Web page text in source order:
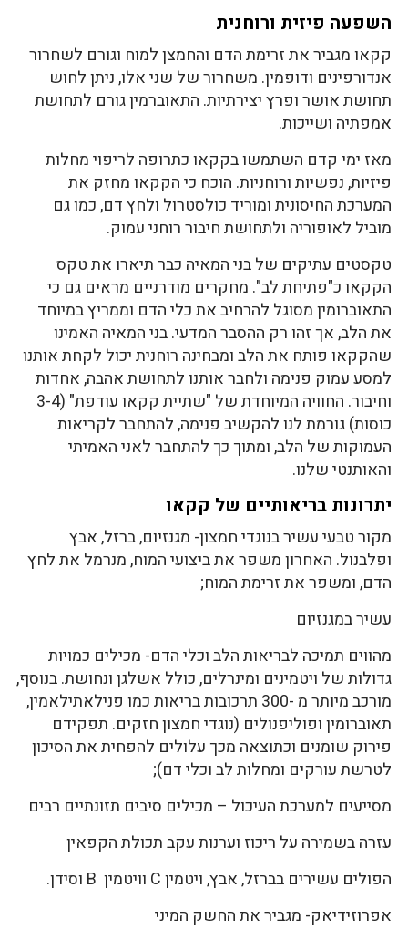
השפעה פיזית ורוחנית
קקאו מגביר את זרימת הדם והחמצן למוח וגורם לשחרור
אנדורפינים ודופמין. משחרור של שני אלו, ניתן לחוש
תחושת אושר ופרץ יצירתיות. התאוברמין גורם לתחושת
אמפתיה ושייכות.
מאז ימי קדם השתמשו בקקאו כתרופה לריפוי מחלות
פיזיות, נפשיות ורוחניות. הוכח כי הקקאו מחזק את
המערכת החיסונית ומוריד כולסטרול ולחץ דם, כמו גם
מוביל לאופוריה ולתחושת חיבור רוחני עמוק.
טקסטים עתיקים של בני המאיה כבר תיארו את טקס
הקקאו כ"פתיחת לב". מחקרים מודרניים מראים גם כי
התאוברומין מסוגל להרחיב את כלי הדם וממריץ במיוחד
את הלב, אך זהו רק ההסבר המדעי. בני המאיה האמינו
שהקקאו פותח את הלב ומבחינה רוחנית יכול לקחת אותנו
למסע עמוק פנימה ולחבר אותנו לתחושת אהבה, אחדות
וחיבור. החוויה המיוחדת של "שתיית קקאו עודפת" (3-4
כוסות) גורמת לנו להקשיב פנימה, להתחבר לקריאות
העמוקות של הלב, ומתוך כך להתחבר לאני האמיתי
והאותנטי שלנו.
יתרונות בריאותיים של קקאו
מקור טבעי עשיר בנוגדי חמצון- מגנזיום, ברזל, אבץ
ופלבנול. האחרון משפר את ביצועי המוח, מנרמל את לחץ
הדם, ומשפר את זרימת המוח;
עשיר במגנזיום
מהווים תמיכה לבריאות הלב וכלי הדם- מכילים כמויות
גדולות של ויטמינים ומינרלים, כולל אשלגן ונחושת. בנוסף,
מורכב מיותר מ -300 תרכובות בריאות כמו פנילאתילאמין,
תאוברומין ופוליפנולים (נוגדי חמצון חזקים. תפקידם
פירוק שומנים וכתוצאה מכך עלולים להפחית את הסיכון
לטרשת עורקים ומחלות לב וכלי דם);
מסייעים למערכת העיכול – מכילים סיבים תזונתיים רבים
עזרה בשמירה על ריכוז וערנות עקב תכולת הקפאין
הפולים עשירים בברזל, אבץ, ויטמין C וויטמין B וסידן.
אפרוזידיאק- מגביר את החשק המיני